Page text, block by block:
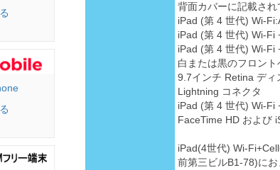
背面カバーに記載され
iPad (第 4 世代) Wi-
iPad (第 4 世代) Wi-Fi
iPad (第 4 世代) Wi-Fi
白または黒のフロント
9.7インチ Retina ディ
Lightning コネクタ
iPad (第 4 世代) Wi-Fi
FaceTime HD および
iPad(4世代) Wi-
前第三ビルB1-78)に